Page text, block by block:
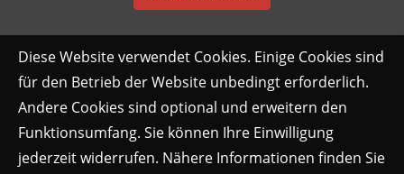
Diese Website verwendet Cookies. Einige Cookies sind
für den Betrieb der Website unbedingt erforderlich.
Andere Cookies sind optional und erweitern den
Funktionsumfang. Sie können Ihre Einwilligung
jederzeit widerrufen. Nähere Informationen finden Sie